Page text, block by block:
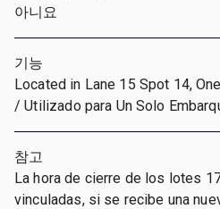
아니요
기능
Located in Lane 15 Spot 14,
/ Utilizado para Un Solo
참고
La hora de cierre de los lotes
vinculadas, si se recibe una